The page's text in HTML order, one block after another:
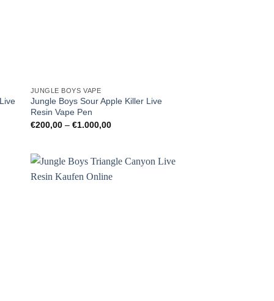
JUNGLE BOYS VAPE
Jungle Boys Sour Apple Killer Live
Resin Vape Pen
€200,00 – €1.000,00Preisspanne: